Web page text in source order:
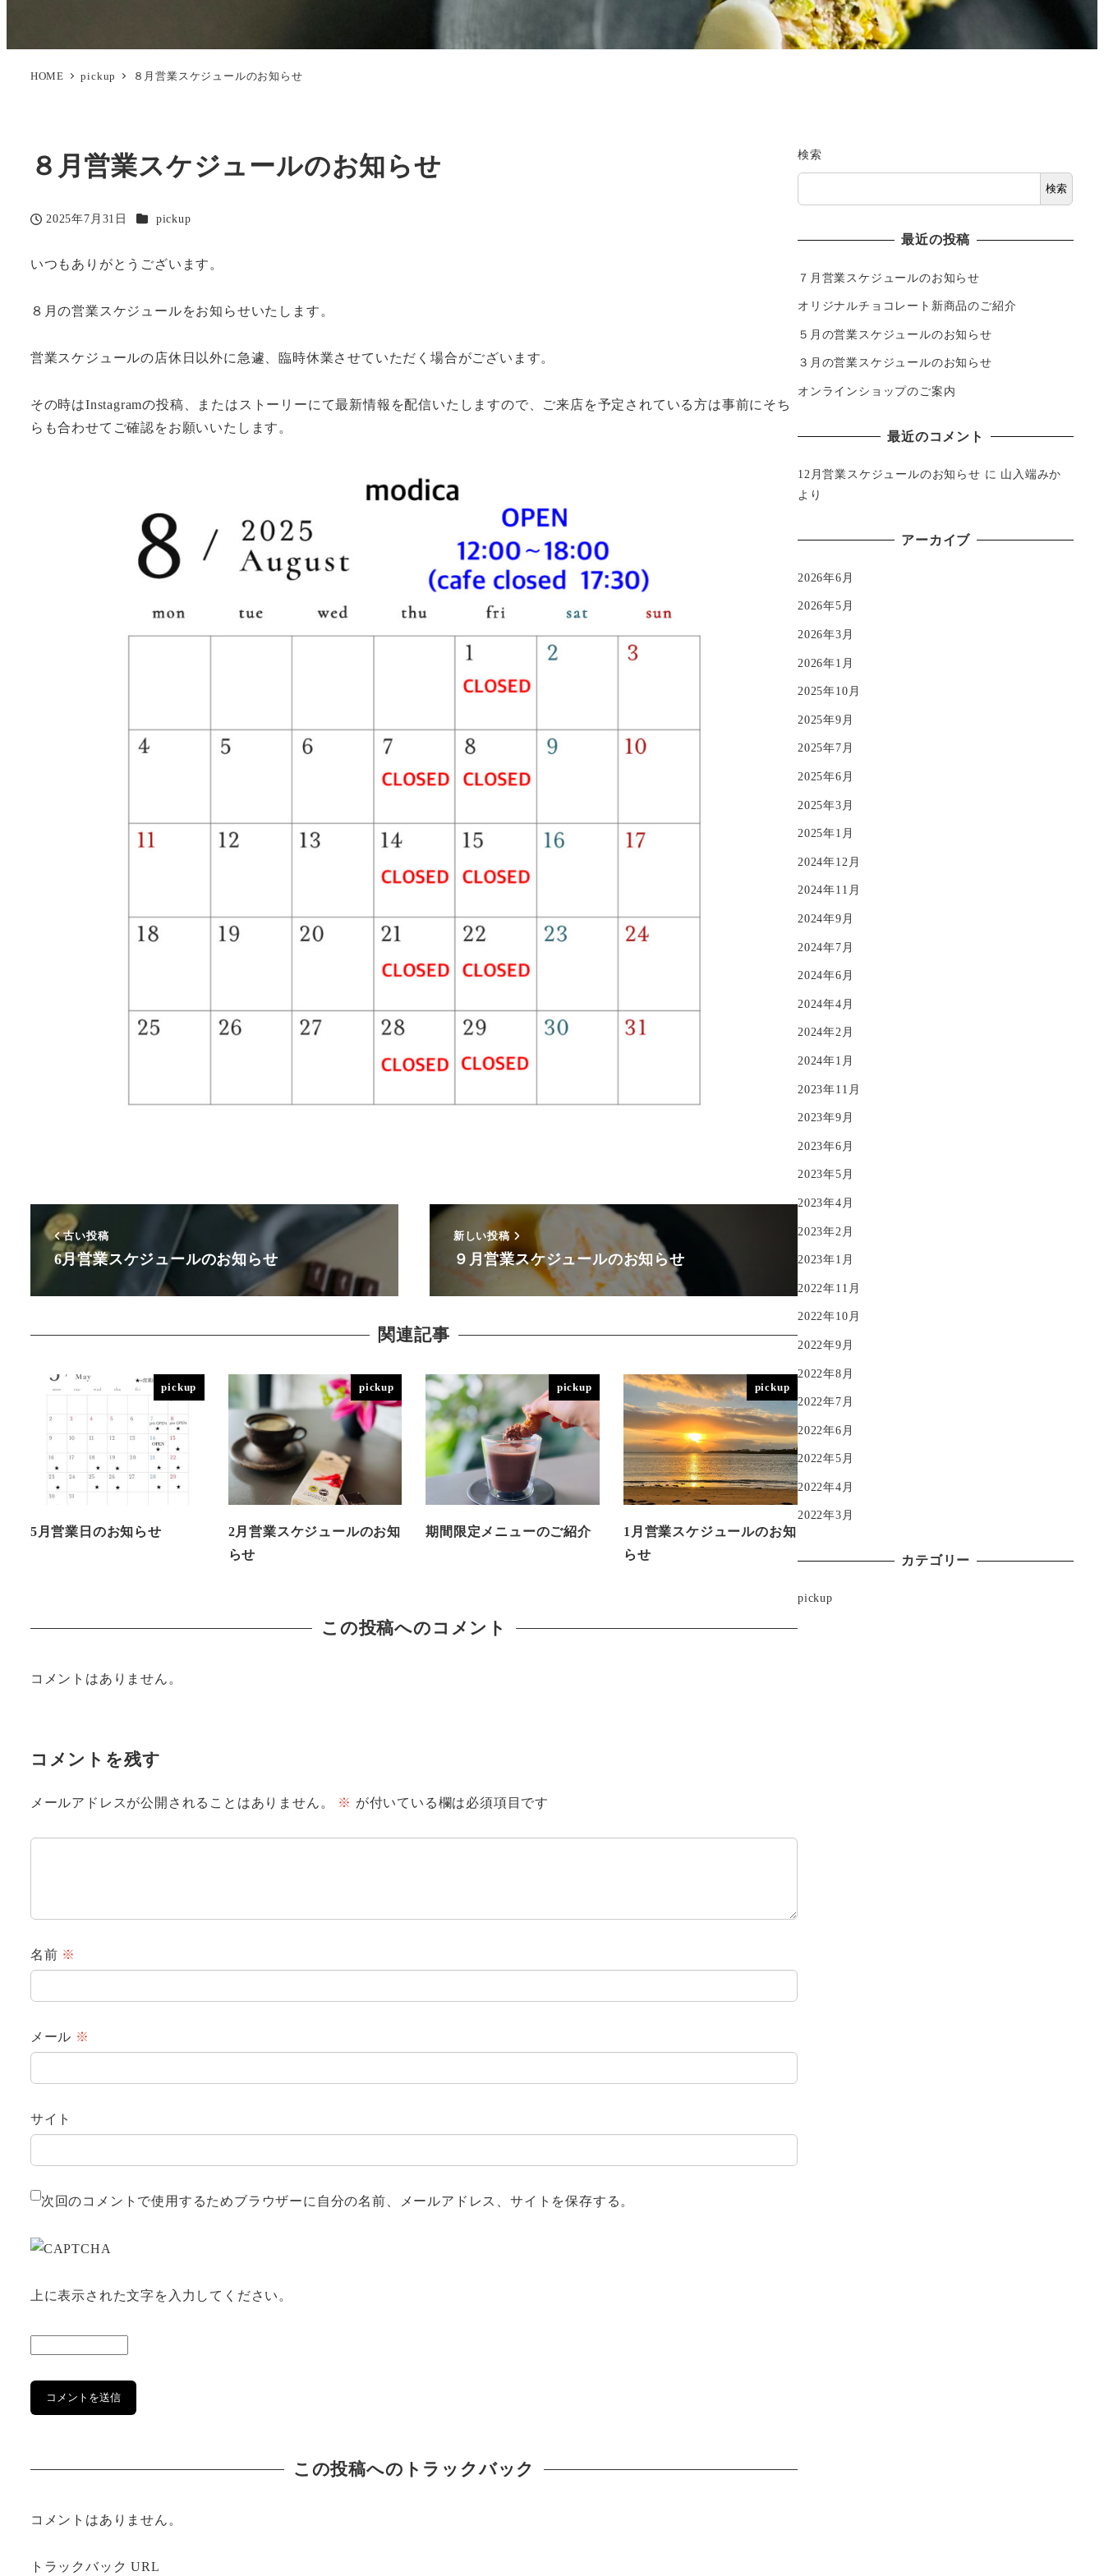
HOME pickup ８月営業スケジュールのお知らせ
８月営業スケジュールのお知らせ
投稿日
2025年7月31日 カテゴリー
pickup
いつもありがとうございます。
８月の営業スケジュールをお知らせいたします。
営業スケジュールの店休日以外に急遽、臨時休業させていただく場合がございます。
その時はInstagramの投稿、またはストーリーにて最新情報を配信いたしますので、ご来店を予定されている方は事前にそち
らも合わせてご確認をお願いいたします。
古い投稿
6月営業スケジュールのお知らせ
新しい投稿
９月営業スケジュールのお知らせ
関連記事
pickup
5月営業日のお知らせ
pickup
2月営業スケジュールのお知
らせ
pickup
期間限定メニューのご紹介
pickup
1月営業スケジュールのお知
らせ
この投稿へのコメント
コメントはありません。
コメントを残す
メールアドレスが公開されることはありません。 ※ が付いている欄は必須項目です
名前 ※
メール ※
サイト
次回のコメントで使用するためブラウザーに自分の名前、メールアドレス、サイトを保存する。
上に表示された文字を入力してください。
この投稿へのトラックバック
コメントはありません。
トラックバック URL
検索
検索
最近の投稿
７月営業スケジュールのお知らせ
オリジナルチョコレート新商品のご紹介
５月の営業スケジュールのお知らせ
３月の営業スケジュールのお知らせ
オンラインショップのご案内
最近のコメント
12月営業スケジュールのお知らせ に 山入端みか
より
アーカイブ
2026年6月
2026年5月
2026年3月
2026年1月
2025年10月
2025年9月
2025年7月
2025年6月
2025年3月
2025年1月
2024年12月
2024年11月
2024年9月
2024年7月
2024年6月
2024年4月
2024年2月
2024年1月
2023年11月
2023年9月
2023年6月
2023年5月
2023年4月
2023年2月
2023年1月
2022年11月
2022年10月
2022年9月
2022年8月
2022年7月
2022年6月
2022年5月
2022年4月
2022年3月
カテゴリー
pickup